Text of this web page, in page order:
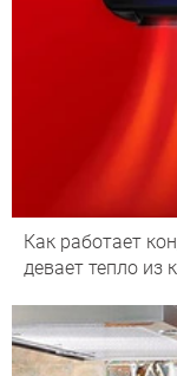
Как работает
девает тепло из